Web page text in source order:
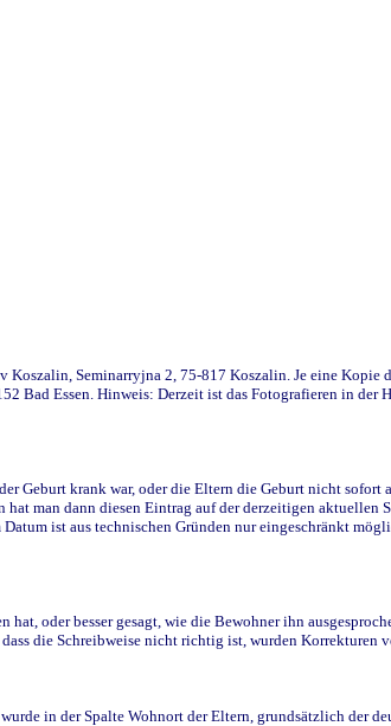
Seminarryjna 2, 75-817 Koszalin. Je eine Kopie
Bad Essen. Hinweis: Derzeit ist das Fotografieren in der
Geburt krank war, oder die Eltern die Geburt nicht sofort
man dann diesen Eintrag auf der derzeitigen aktuellen
ist aus technischen Gründen nur eingeschränkt
oder besser gesagt, wie die Bewohner ihn
die Schreibweise nicht richtig ist, wurden Korrekturen
in der Spalte Wohnort der Eltern, grundsätzlich der